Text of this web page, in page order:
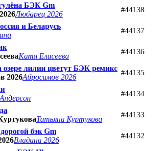
БЭК Gm
Любарец 2026
#44138
и Беларусь
#44137
Катя Елисеева
#44136
озере лилии цветут БЭК ремикс
2026Абросимов 2026
#44135
Андерсон
#44134
Татьяна Куртукова
#44133
бэк Gm
Владина 2026
#44132